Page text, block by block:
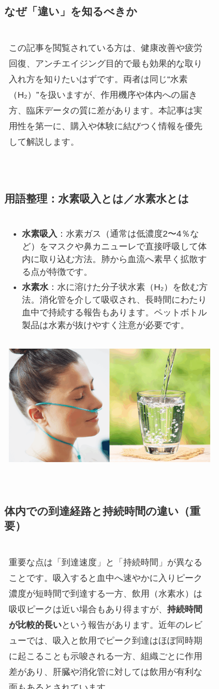
なぜ「違い」を知るべきか
この記事を閲覧されている方は、健康改善や疲労
回復、アンチエイジング目的で最も効果的な取り
入れ方を知りたいはずです。両者は同じ“水素
（H₂）”を扱いますが、作用機序や体内への届き
方、臨床データの質に差があります。本記事は実
用性を第一に、購入や体験に結びつく情報を優先
して解説します。
用語整理：水素吸入とは／水素水とは
水素吸入 ：水素ガス（通常は低濃度2〜4％な
ど）をマスクや鼻カニューレで直接呼吸して体
内に取り込む方法。肺から血流へ素早く拡散す
る点が特徴です。
水素水：水に溶けた分子状水素（H₂）を飲む方
法。消化管を介して吸収され、長時間にわたり
血中で持続する報告もあります。ペットボトル
製品は水素が抜けやすく注意が必要です。
体内での到達経路と持続時間の違い（重
要）
重要な点は「到達速度」と「持続時間」が異なる
ことです。吸入すると血中へ速やかに入りピーク
濃度が短時間で到達する一方、飲用（水素水）は
吸収ピークは近い場合もあり得ますが、 持続時間
が比較的長いという報告があります。近年のレビ
ューでは、吸入と飲用でピーク到達はほぼ同時期
に起こることも示唆される一方、組織ごとに作用
差があり、肝臓や消化管に対しては飲用が有利な